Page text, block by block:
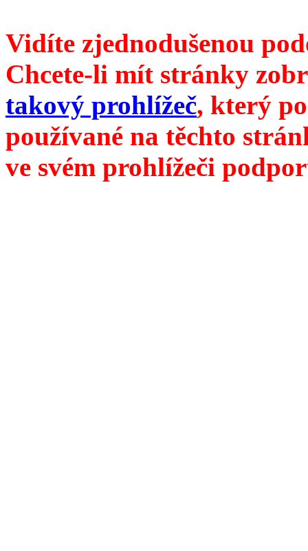
Vidíte zjednodušenou
Chcete-li mít stránky
takový prohlížeč, který
používané na těchto
ve svém prohlížeči